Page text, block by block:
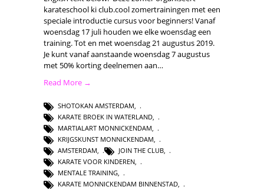
karateschool ki club.cool zomertrainingen met een
speciale introductie cursus voor beginners! Vanaf
woensdag 17 juli houden we elke woensdag een
training. Tot en met woensdag 21 augustus 2019.
Je kunt vanaf aanstaande woensdag 7 augustus
met 50% korting deelnemen aan…
Read More →
SHOTOKAN AMSTERDAM
KARATE BROEK IN WATERLAND
MARTIALART MONNICKENDAM
KRIJGSKUNST MONNICKENDAM
AMSTERDAM
JOIN THE CLUB
KARATE VOOR KINDEREN
MENTALE TRAINING
KARATE MONNICKENDAM BINNENSTAD,